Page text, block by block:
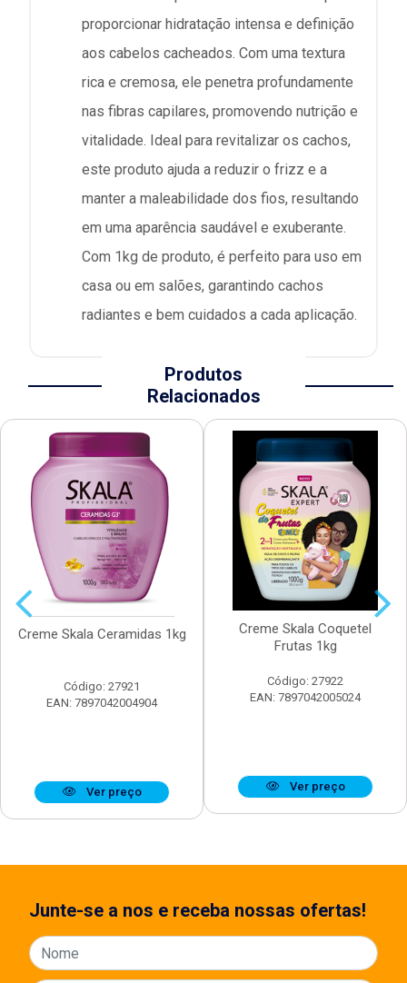
proporcionar hidratação intensa e definição
aos cabelos cacheados. Com uma textura
rica e cremosa, ele penetra profundamente
nas fibras capilares, promovendo nutrição e
vitalidade. Ideal para revitalizar os cachos,
este produto ajuda a reduzir o frizz e a
manter a maleabilidade dos fios, resultando
em uma aparência saudável e exuberante.
Com 1kg de produto, é perfeito para uso em
casa ou em salões, garantindo cachos
radiantes e bem cuidados a cada aplicação.
Produtos
Relacionados
Creme Skala Ceramidas 1kg
Código: 27921
EAN: 7897042004904
Ver preço
Creme Skala Coquetel
Frutas 1kg
Código: 27922
EAN: 7897042005024
Ver preço
Junte-se a nos e receba nossas ofertas!